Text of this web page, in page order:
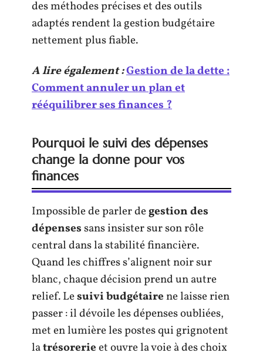
des méthodes précises et des outils
adaptés rendent la gestion budgétaire
nettement plus fiable.
A lire également :Gestion de la dette :
Comment annuler un plan et
rééquilibrer ses finances ?
Pourquoi le suivi des dépenses
change la donne pour vos
finances
Impossible de parler degestion des
dépensessans insister sur son rôle
central dans la stabilité financière.
Quand les chiffres s’alignent noir sur
blanc, chaque décision prend un autre
relief. Lesuivi budgétairene laisse rien
passer : il dévoile les dépenses oubliées,
met en lumière les postes qui grignotent
latrésorerieet ouvre la voie à des choix